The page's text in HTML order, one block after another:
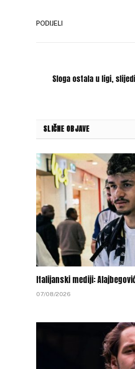
PODIJELI
Sloga ostala u ligi,
SLIČNE OBJAVE
Italijanski mediji:
07/08/2026